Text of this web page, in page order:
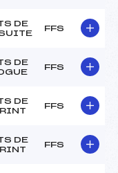
DE
FFS
DE
FFS
DE
FFS
DE
FFS